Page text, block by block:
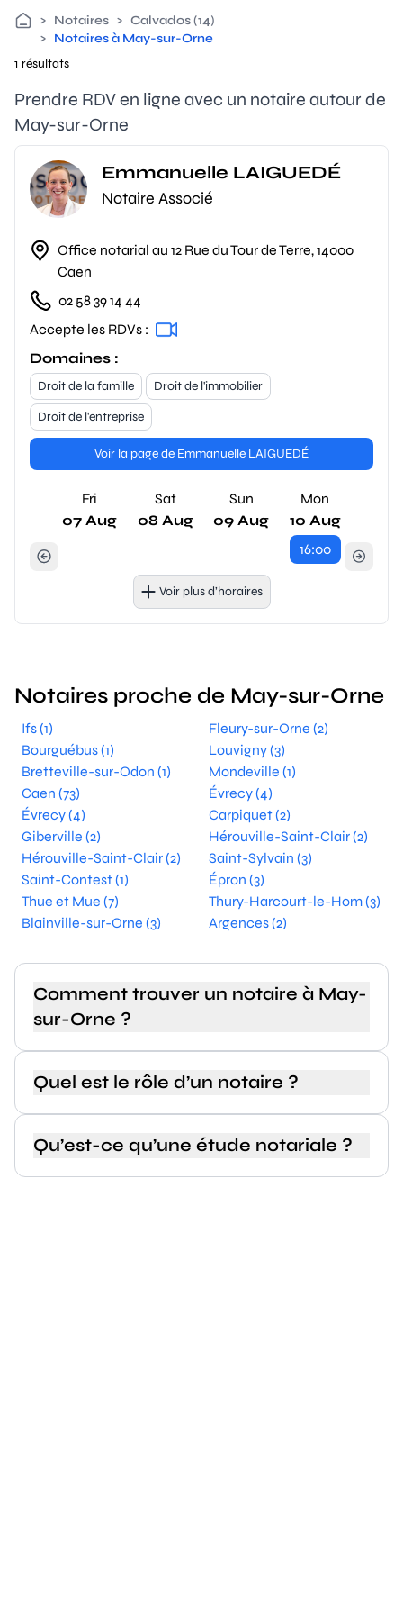
> Notaires > Calvados (14)
> Notaires à May-sur-Orne
1 résultats
Prendre RDV en ligne avec un notaire autour de
May-sur-Orne
Emmanuelle LAIGUEDÉ
Notaire Associé
Office notarial au 12 Rue du Tour de Terre, 14000
Caen
02 58 39 14 44
Accepte les RDVs :
Domaines :
Droit de la famille
Droit de l'immobilier
Droit de l'entreprise
Voir la page de Emmanuelle LAIGUEDÉ
Fri
07 Aug
Sat
08 Aug
Sun
09 Aug
Mon
10 Aug
16:00
Voir plus d’horaires
Notaires proche de May-sur-Orne
Ifs (1)
Fleury-sur-Orne (2)
Bourguébus (1)
Louvigny (3)
Bretteville-sur-Odon (1)
Mondeville (1)
Caen (73)
Évrecy (4)
Évrecy (4)
Carpiquet (2)
Giberville (2)
Hérouville-Saint-Clair (2)
Hérouville-Saint-Clair (2)
Saint-Sylvain (3)
Saint-Contest (1)
Épron (3)
Thue et Mue (7)
Thury-Harcourt-le-Hom (3)
Blainville-sur-Orne (3)
Argences (2)
Comment trouver un notaire à May-
sur-Orne ?
Quel est le rôle d’un notaire ?
Qu’est-ce qu’une étude notariale ?